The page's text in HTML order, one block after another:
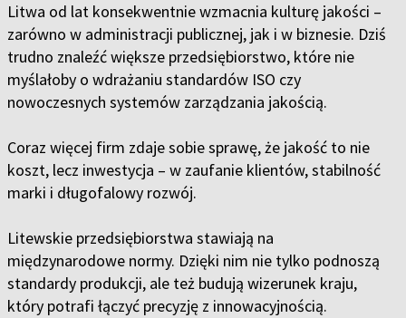
Litwa od lat konsekwentnie wzmacnia kulturę jakości –
zarówno w administracji publicznej, jak i w biznesie. Dziś
trudno znaleźć większe przedsiębiorstwo, które nie
myślałoby o wdrażaniu standardów ISO czy
nowoczesnych systemów zarządzania jakością.
Coraz więcej firm zdaje sobie sprawę, że jakość to nie
koszt, lecz inwestycja – w zaufanie klientów, stabilność
marki i długofalowy rozwój.
Litewskie przedsiębiorstwa stawiają na
międzynarodowe normy. Dzięki nim nie tylko podnoszą
standardy produkcji, ale też budują wizerunek kraju,
który potrafi łączyć precyzję z innowacyjnością.